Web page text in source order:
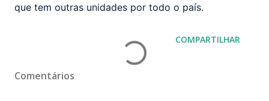
que tem outras unidades por todo o país.
COMPARTILHAR
Comentários